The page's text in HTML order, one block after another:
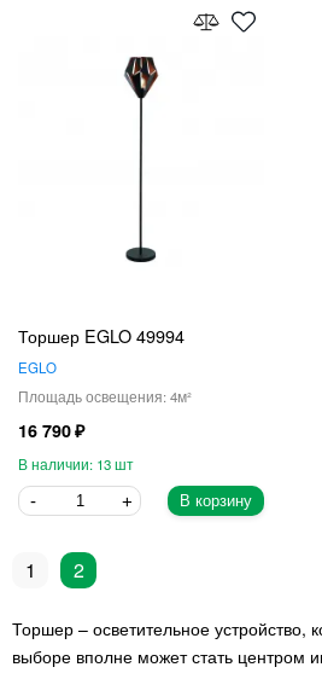
Торшер EGLO 49994
EGLO
4
16 790
13
В корзину
1 2
Торшер – осветительное устройство,
выборе вполне может стать центром